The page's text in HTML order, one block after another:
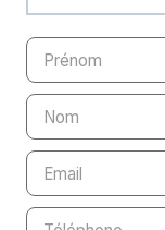
Prénom
Nom
Email